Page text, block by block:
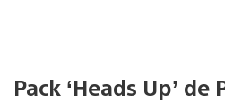
Pack ‘Heads Up’